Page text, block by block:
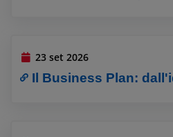
23 set 2026
Il Business Plan: